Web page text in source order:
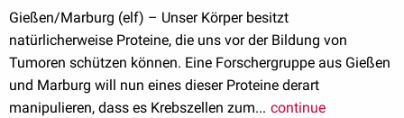
Gießen/Marburg (elf) – Unser Körper besitzt
natürlicherweise Proteine, die uns vor der Bildung von
Tumoren schützen können. Eine Forschergruppe aus Gießen
und Marburg will nun eines dieser Proteine derart
manipulieren, dass es Krebszellen zum... continue